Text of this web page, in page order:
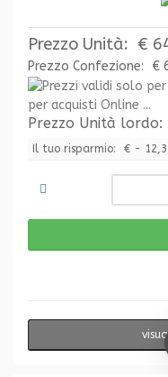
Prezzo Unità: €
Prezzo Confezione:
€
per acquisti Online ...
Prezzo Unità lordo:
Il tuo risparmio: € -